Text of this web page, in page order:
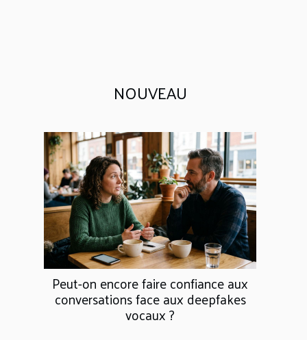
NOUVEAU
Peut-on encore faire confiance aux
conversations face aux deepfakes
vocaux ?